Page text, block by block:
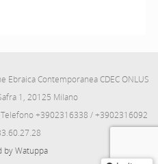
Contemporanea CDEC ONLUS
1, 20125 Milano
+3902316338 / +3902316092
by Watuppa